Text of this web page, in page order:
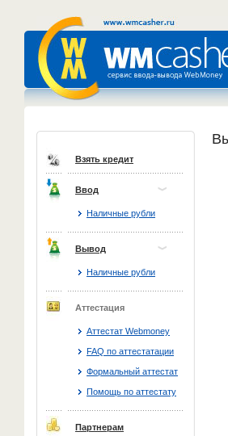
Взять кредит
Ввод
Наличные рубли
Вывод
Наличные рубли
Аттестация
Аттестат Webmoney
FAQ по аттестатации
Формальный аттестат
Помощь по аттестату
Партнерам